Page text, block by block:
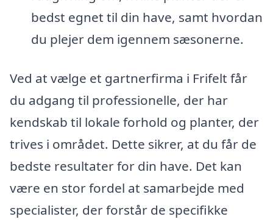
bedst egnet til din have, samt hvordan
du plejer dem igennem sæsonerne.
Ved at vælge et gartnerfirma i Frifelt får
du adgang til professionelle, der har
kendskab til lokale forhold og planter, der
trives i området. Dette sikrer, at du får de
bedste resultater for din have. Det kan
være en stor fordel at samarbejde med
specialister, der forstår de specifikke